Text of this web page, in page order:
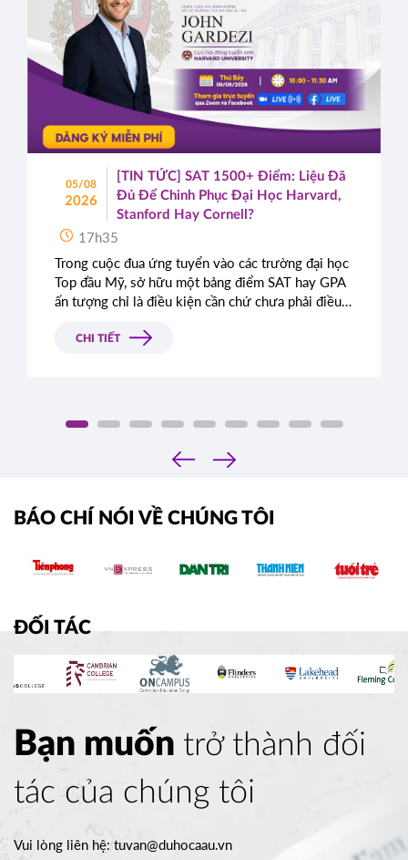
05/08
2026
[TIN TỨC] SAT 1500+ Điểm: Liệu Đã
Đủ Để Chinh Phục Đại Học Harvard,
Stanford Hay Cornell?
17h35
Trong cuộc đua ứng tuyển vào các trường đại học
Top đầu Mỹ, sở hữu một bảng điểm SAT hay GPA
ấn tượng chỉ là điều kiện cần chứ chưa phải điều
như tuyệt đối vẫn bị từ chối chỉ vì bài luận thiếu
CHI TIẾT
‹
›
BÁO CHÍ NÓI VỀ CHÚNG TÔI
ĐỐI TÁC
Bạn muốn trở thành đối
tác của chúng tôi
Vui lòng liên hệ: tuvan@duhocaau.vn